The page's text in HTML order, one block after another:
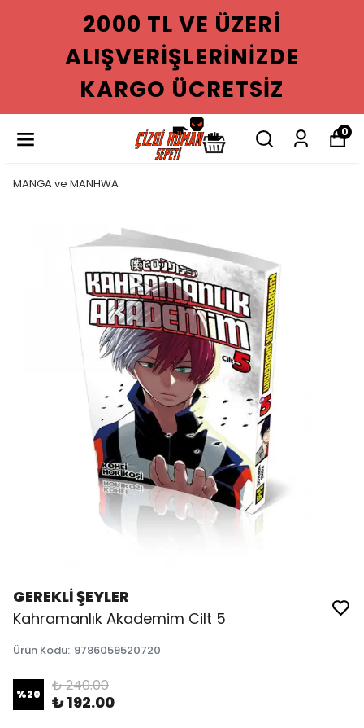
TL VE ÜZERI
ÜCRETSIZ
0
MANGA ve MANHWA
GEREKLİ ŞEYLER
Kahramanlık Akademim Cilt 5
Ürün Kodu: 9786059520720
%20 ₺ 240.00
₺ 192.00